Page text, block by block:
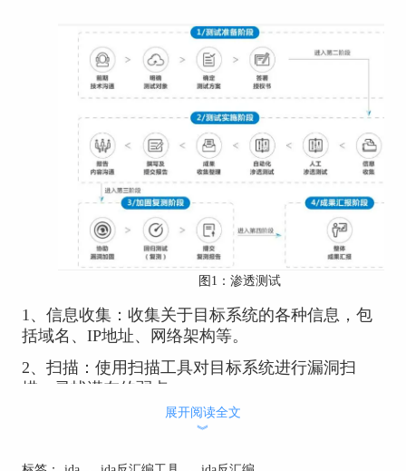
图1： 渗透测试
1、信息收集：收集关于目标系统的各种信息，包
括域名、IP地址、网络架构等。
2、扫描：使用扫描工具对目标系统进行漏洞扫
描，寻找潜在的弱点。
3、入侵：通过漏洞利用、密码破解等手段进入目
展开阅读全文
︾